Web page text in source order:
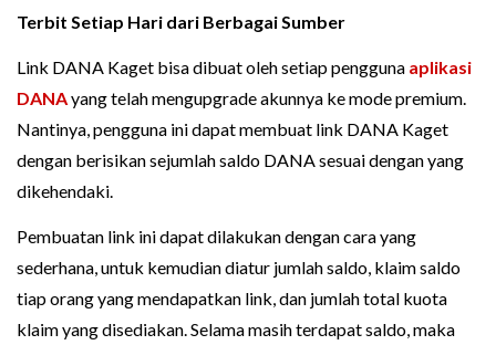
Terbit Setiap Hari dari Berbagai Sumber
Link DANA Kaget bisa dibuat oleh setiap pengguna aplikasi
DANAyang telah mengupgrade akunnya ke mode premium.
Nantinya, pengguna ini dapat membuat link DANA Kaget
dengan berisikan sejumlah saldo DANA sesuai dengan yang
dikehendaki.
Pembuatan link ini dapat dilakukan dengan cara yang
sederhana, untuk kemudian diatur jumlah saldo, klaim saldo
tiap orang yang mendapatkan link, dan jumlah total kuota
klaim yang disediakan. Selama masih terdapat saldo, maka